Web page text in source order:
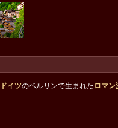
ドイツのベルリンで生まれた ロマン